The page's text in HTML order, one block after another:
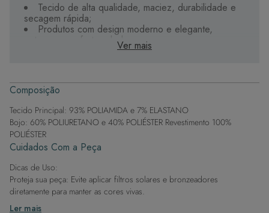
Tecido de alta qualidade, maciez, durabilidade e
secagem rápida;
Produtos com design moderno e elegante,
entregam conforto e beleza;
Bojo impermeável, não absorve água;
Estampas digitais, apresentam maior riqueza de
cores e detalhes.
Ver mais
Composição
Tecido Principal: 93% POLIAMIDA e 7% ELASTANO
Bojo: 60% POLIURETANO e 40% POLIÉSTER Revestimento 100%
POLIÉSTER
Cuidados Com a Peça
Dicas de Uso:
Proteja sua peça: Evite aplicar filtros solares e bronzeadores
diretamente para manter as cores vivas.
Após a piscina: Lembre-se de que o cloro pode desgastar o tecido,
Ler mais